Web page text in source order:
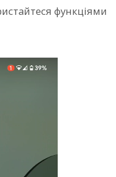
функціями